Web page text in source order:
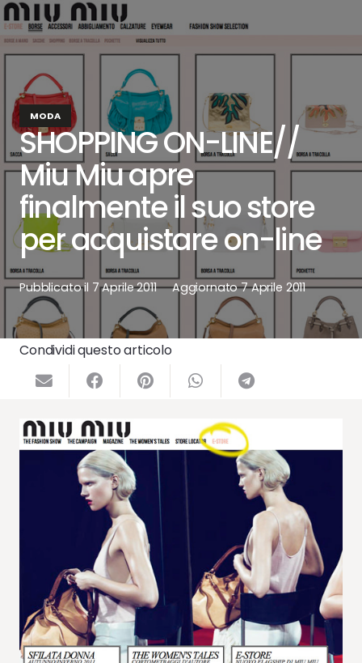
MODA
SHOPPING ON-LINE//
Miu Miu apre
finalmente il suo store
per acquistare on-line
Pubblicato il 7 Aprile 2011 Aggiornato7 Aprile 2011
Condividi questo articolo